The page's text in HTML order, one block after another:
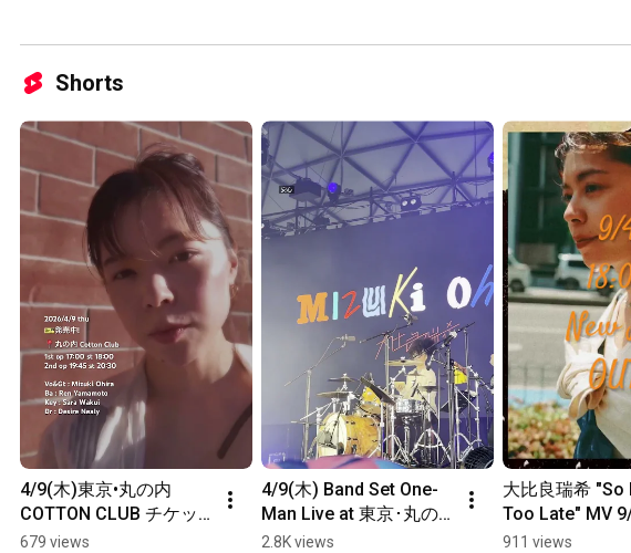
Support :
＝＝＝＝＝＝
＝＝＝＝＝＝
■■■
自身のレーベル
ことで生ま
れた、全曲作詞
5thアルバム
「After All, All
たSOUL
MUSICやオル
ドに、どこ
か憂いを帯び
性も強まっ
たユニークな9
本アルバムは
Shorts
4/9(木)東京•丸の内
COTTON CLUB チケッ
ト好評発売中！(♬ ねね
679 views
4/9(木) Band Set One-
Man Live at 東京･丸の
内COTTON CLUB！🍸チ
2.8K views
大比良瑞希 "So
Too Late" MV
公開！！！ #MV
911 views